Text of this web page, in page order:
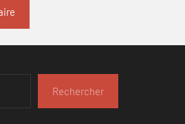
Rechercher